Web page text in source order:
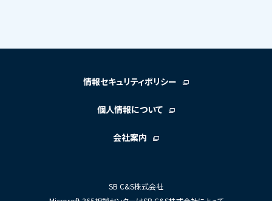
情報セキュリティポリシー
個人情報について
会社案内
SB C&S株式会社